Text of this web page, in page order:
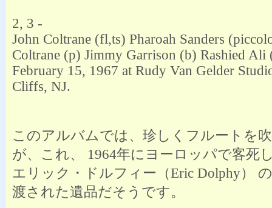
2, 3 -
John Coltrane (fl,ts) Pharoah Sanders
Coltrane (p) Jimmy Garrison (b) Rashied Ali
February 15, 1967 at Rudy Van Gelder
Cliffs, NJ.
このアルバムでは、珍しくフルートを
が、これ、 1964年にヨーロッパで客死
エリック・ドルフィー（Eric Dolphy）
渡された遺品だそうです。